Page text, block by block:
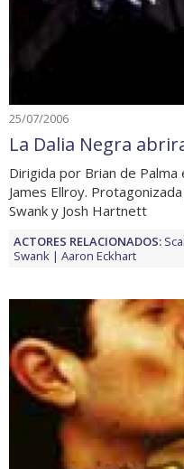
25/07/2006
La Dalia Negra
Dirigida por Brian de
James Ellroy.
Swank y Josh Hartnett
ACTORES RELACIONADOS:
Swank
Aaron Eckhart